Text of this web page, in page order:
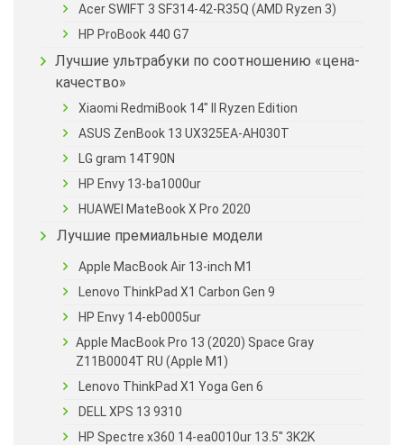
Acer SWIFT 3 SF314-42-R35Q (AMD Ryzen 3)
HP ProBook 440 G7
Лучшие ультрабуки по соотношению «цена-
качество»
Xiaomi RedmiBook 14″ II Ryzen Edition
ASUS ZenBook 13 UX325EA-AH030T
LG gram 14T90N
HP Envy 13-ba1000ur
HUAWEI MateBook X Pro 2020
Лучшие премиальные модели
Apple MacBook Air 13-inch M1
Lenovo ThinkPad X1 Carbon Gen 9
HP Envy 14-eb0005ur
Apple MacBook Pro 13 (2020) Space Gray
Z11B0004T RU (Apple M1)
Lenovo ThinkPad X1 Yoga Gen 6
DELL XPS 13 9310
HP Spectre x360 14-ea0010ur 13.5″ 3K2K